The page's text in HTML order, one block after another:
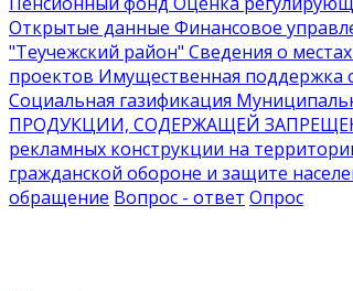
Открытые данные Финансовое
"Теучежский район" Сведения о
проектов Имущественная поддержка
Социальная газификация
ПРОДУКЦИИ, СОДЕРЖАЩЕЙ
рекламных конструкции на
гражданской обороне и защите
обращение Вопрос - ответ Опрос